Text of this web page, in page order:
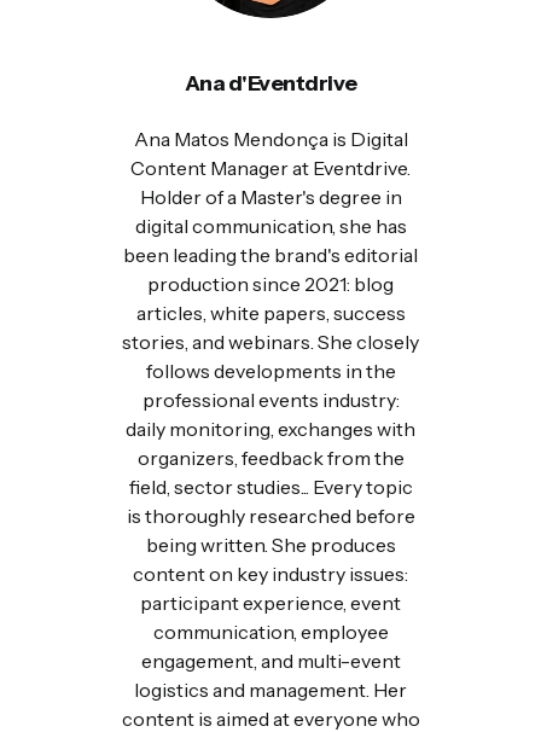
Ana d'Eventdrive
Ana Matos Mendonça is Digital
Content Manager at Eventdrive.
Holder of a Master's degree in
digital communication, she has
been leading the brand's editorial
production since 2021: blog
articles, white papers, success
stories, and webinars. She closely
follows developments in the
professional events industry:
daily monitoring, exchanges with
organizers, feedback from the
field, sector studies... Every topic
is thoroughly researched before
being written. She produces
content on key industry issues:
participant experience, event
communication, employee
engagement, and multi-event
logistics and management. Her
content is aimed at everyone who